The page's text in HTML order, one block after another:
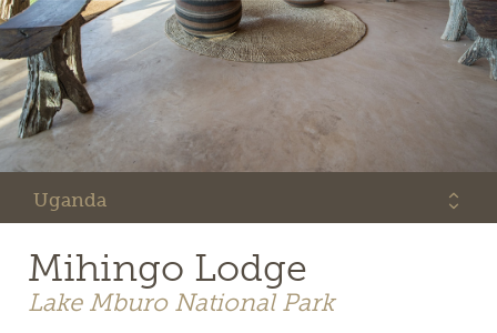
Uganda
Mihingo Lodge
Lake Mburo National Park